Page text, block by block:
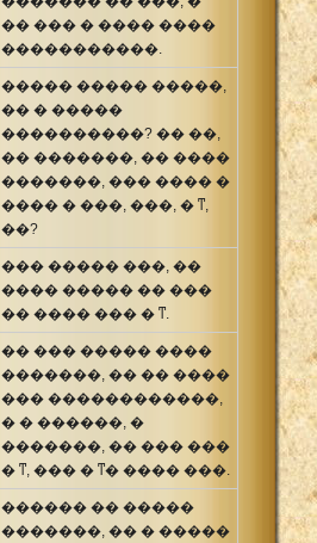
�� ��� � ���� ����
�����������.
����� ����� �����,
�� � �����
����������? �� ��,
�� �������, �� ����
�������, ��� ���� �
���� � ���, ���, � ͳ,
��?
��� ����� ���, ��
���� ����� �� ���
�� ���� ��� � ͳ.
�� ��� ����� ����
�������, �� �� ����
��� ������������,
� � ������, �
�������, �� ��� ���
� ͳ, ��� � ͳ� ���� ���.
������ �� �����
�������, �� � �����